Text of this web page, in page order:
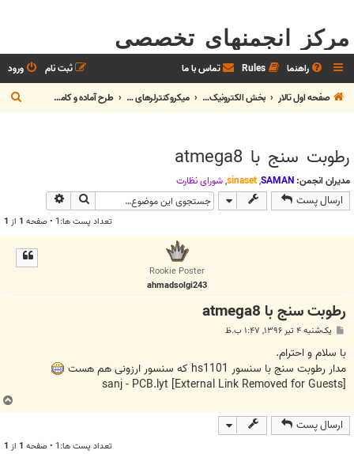
مرکز انجمنهای تخصصی
راهنما Rules تماس با ما ورود
ثبت نام
صفحه اول تالار
بخش الکترونيک و رباتیک میکروکنترلرهای AVR طرح آماده و کامل شده AVR
س
رطوبت سنج با atmega8
مدیران انجمن: SAMAN
,
sinaset
,شوراي نظارت
ارسال پست جستجو
تعداد پست ها:1 • صفحه 1 از 1
Rookie Poster
ahmadsolgi243
رطوبت سنج با atmega8
ت
یک‌شنبه ۴ تیر ۱۳۹۶, ۱:۴۷ ب.ظ
با سلام و احترام.
مدار رطوبت سنج با سنسور hs1101 که سنسور ارزونی هم هست
[External Link Removed for Guests]
ارسال پست
تعداد پست ها:1 • صفحه 1 از 1